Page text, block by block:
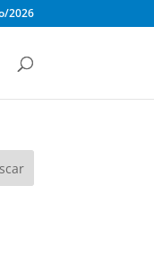
2026